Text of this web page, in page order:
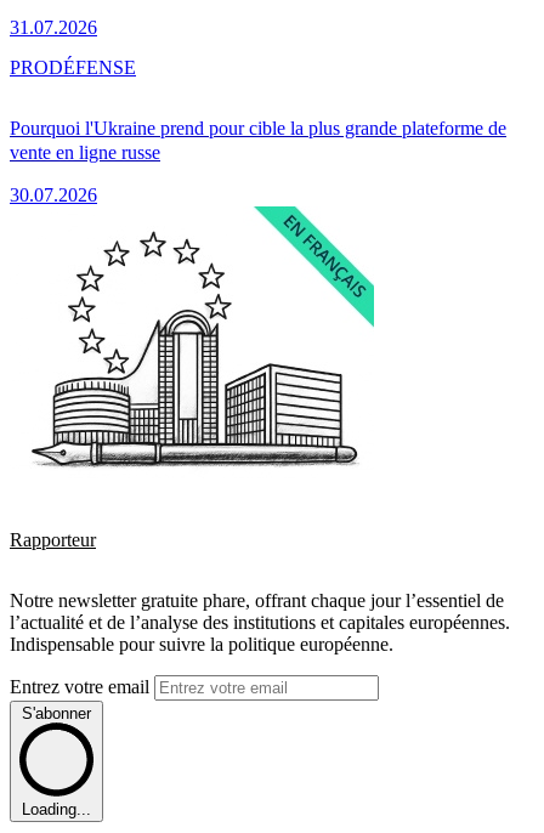
31.07.2026
Pourquoi l'Ukraine prend pour cible la plus grande plateforme de
vente en ligne russe
30.07.2026
PRODÉFENSE
Rapporteur
Notre newsletter gratuite phare, offrant chaque jour l’essentiel de
l’actualité et de l’analyse des institutions et capitales européennes.
Indispensable pour suivre la politique européenne.
Entrez votre email
S'abonner
Loading...